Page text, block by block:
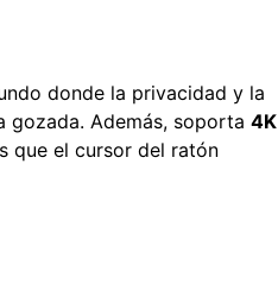
donde la privacidad y la
gozada. Además, soporta 4K
que el cursor del ratón